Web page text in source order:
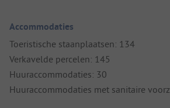
Accommodaties
Toeristische staanplaatsen: 134
Verkavelde percelen: 145
Huuraccommodaties: 30
Huuraccommodaties met sanitaire